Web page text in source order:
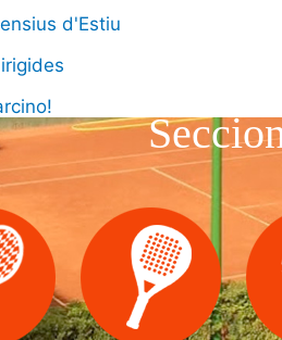
d'Estiu
en